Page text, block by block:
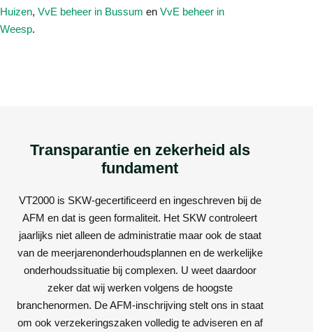
Huizen, VvE beheer in Bussum en VvE beheer in
Weesp.
Transparantie en zekerheid als
fundament
VT2000 is SKW-gecertificeerd en ingeschreven bij de
AFM en dat is geen formaliteit. Het SKW controleert
jaarlijks niet alleen de administratie maar ook de staat
van de meerjarenonderhoudsplannen en de werkelijke
onderhoudssituatie bij complexen. U weet daardoor
zeker dat wij werken volgens de hoogste
branchenormen. De AFM-inschrijving stelt ons in staat
om ook verzekeringszaken volledig te adviseren en af